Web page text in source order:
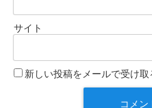
サイト
新しい投稿をメールで受け取